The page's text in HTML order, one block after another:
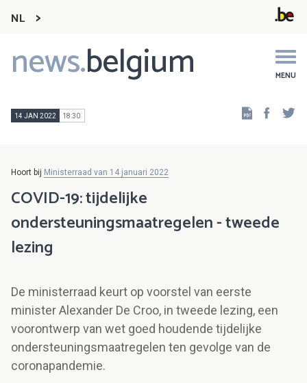
NL
news.belgium MENU
Main
navigation
14 JAN 2022 18:30
Hoort bij Ministerraad van 14 januari 2022
COVID-19: tijdelijke
ondersteuningsmaatregelen - tweede
lezing
De ministerraad keurt op voorstel van eerste
minister Alexander De Croo, in tweede lezing, een
voorontwerp van wet goed houdende tijdelijke
ondersteuningsmaatregelen ten gevolge van de
coronapandemie.